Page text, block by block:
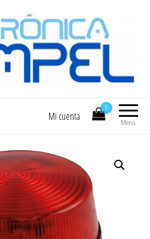
Electrónica COMPEL
Menú
0
Mi cuenta